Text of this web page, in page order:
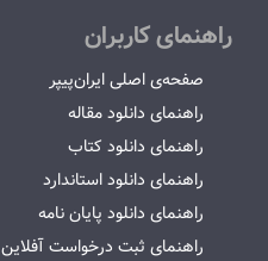
راهنمای کاربران
صفحه‌ی اصلی ایران‌پیپر
راهنمای دانلود مقاله
راهنمای دانلود کتاب
راهنمای دانلود استاندارد
راهنمای دانلود پایان نامه
راهنمای ثبت درخواست آفلاین